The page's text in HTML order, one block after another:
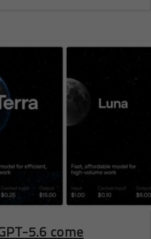
5.6 come